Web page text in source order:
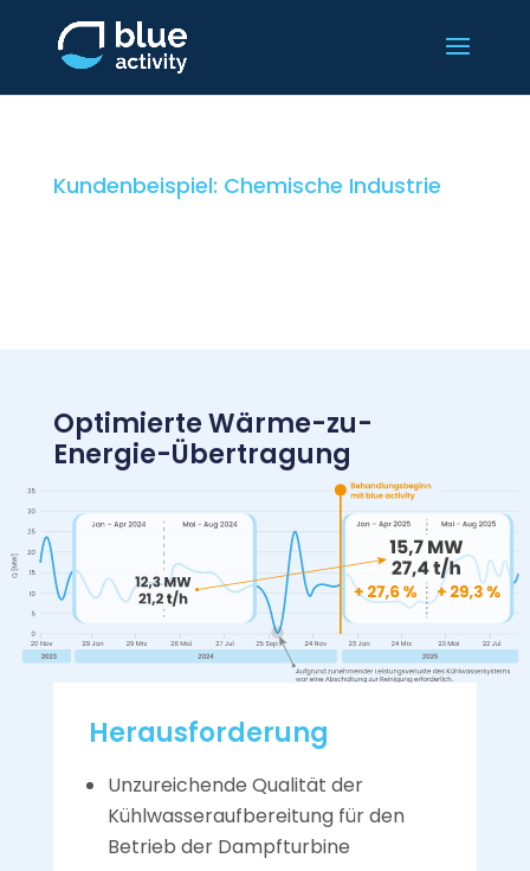
Kundenbeispiel: Chemische Industrie
Optimierte Wärme-zu-
Energie-Übertragung
Herausforderung
Unzureichende Qualität der
Kühlwasseraufbereitung für den
Betrieb der Dampfturbine